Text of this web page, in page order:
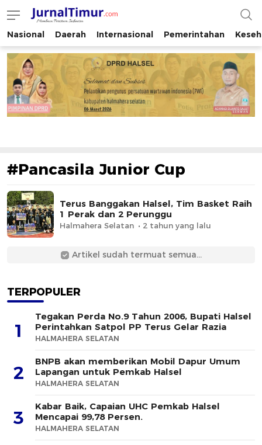
JurnalTimur.com
Membaca Peristiwa Indonesia
Nasional Daerah Internasional Pemerintahan
#Pancasila Junior Cup
Terus Banggakan Halsel, Tim Basket Raih
1 Perak dan 2 Perunggu
Halmahera Selatan 2 tahun yang lalu
Artikel sudah termuat semua...
TERPOPULER
1
Tegakan Perda No.9 Tahun 2006, Bupati Halsel
Perintahkan Satpol PP Terus Gelar Razia
HALMAHERA SELATAN
2
BNPB akan memberikan Mobil Dapur Umum
Lapangan untuk Pemkab Halsel
HALMAHERA SELATAN
3
Kabar Baik, Capaian UHC Pemkab Halsel
Mencapai 99,78 Persen.
HALMAHERA SELATAN